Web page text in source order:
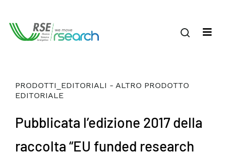
PRODOTTI_EDITORIALI - ALTRO PRODOTTO
EDITORIALE
Pubblicata l’edizione 2017 della
raccolta “EU funded research